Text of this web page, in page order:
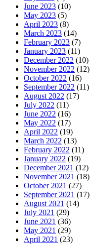
June 2023 (10)
May 2023 (5)
April 2023 (8)
March 2023 (14)
February 2023 (7)
January 2023 (11)
December 2022 (10)
November 2022 (12)
October 2022 (16)
September 2022 (11)
August 2022 (17)
July 2022 (11)
June 2022 (16)
May 2022 (17)
April 2022 (19)
March 2022 (13)
February 2022 (11)
January 2022 (19)
December 2021 (12)
November 2021 (18)
October 2021 (27)
September 2021 (17)
August 2021 (14)
July 2021 (29)
June 2021 (36)
May 2021 (29)
April 2021 (23)